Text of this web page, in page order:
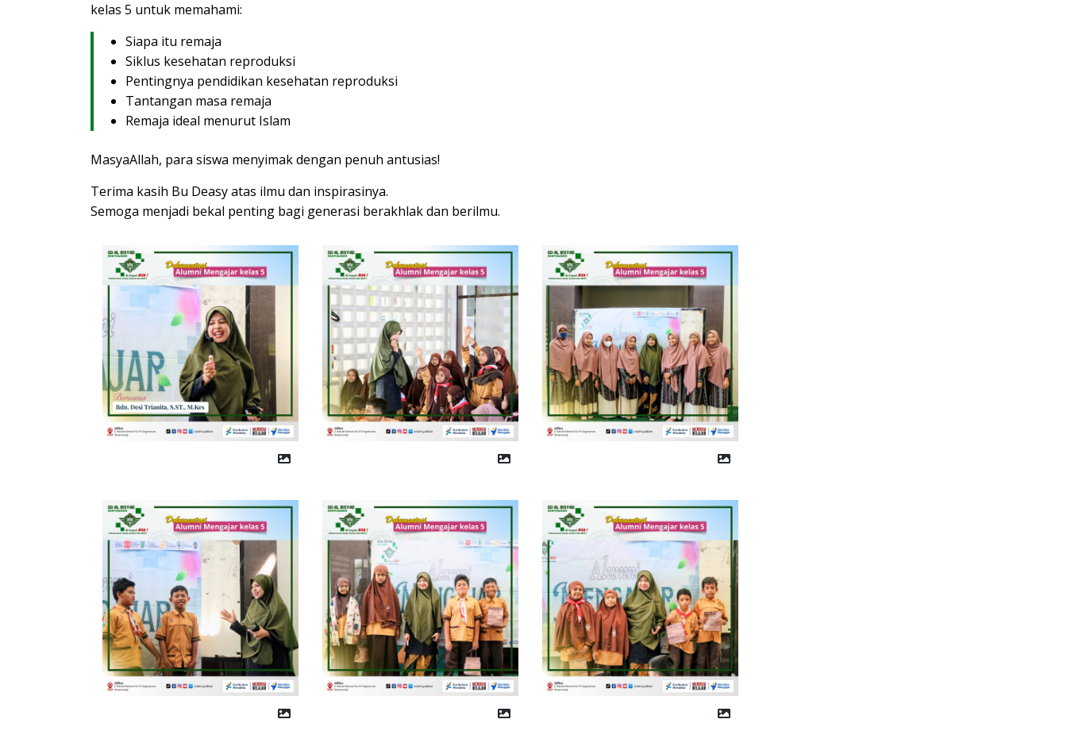
kelas 5 untuk memahami:
Siapa itu remaja
Siklus kesehatan reproduksi
Pentingnya pendidikan kesehatan reproduksi
Tantangan masa remaja
Remaja ideal menurut Islam
MasyaAllah, para siswa menyimak dengan penuh antusias!
Terima kasih Bu Deasy atas ilmu dan inspirasinya.
Semoga menjadi bekal penting bagi generasi berakhlak dan berilmu.